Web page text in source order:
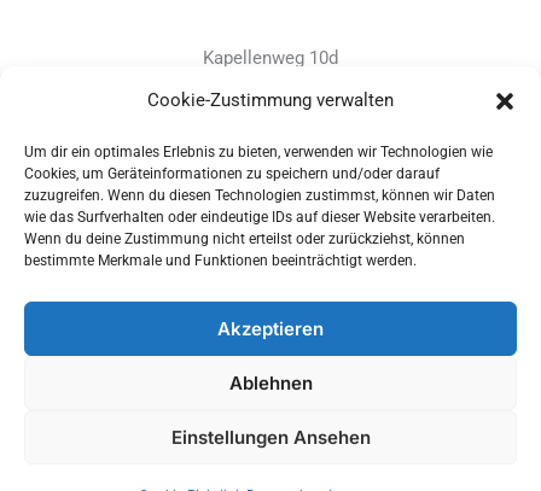
Cookie-Zustimmung verwalten
Um dir ein optimales Erlebnis zu bieten, verwenden wir Technologien wie
Cookies, um Geräteinformationen zu speichern und/oder darauf
zuzugreifen. Wenn du diesen Technologien zustimmst, können wir Daten
wie das Surfverhalten oder eindeutige IDs auf dieser Website verarbeiten.
Wenn du deine Zustimmung nicht erteilst oder zurückziehst, können
bestimmte Merkmale und Funktionen beeinträchtigt werden.
Akzeptieren
Ablehnen
Einstellungen Ansehen
Kapellenweg 10d
D-94575 Windorf
+49 - (0)8546 - 97 39 0
info@provitec.de
www.provitec.com
Copyright © 2026 PROVITEC Trinkwassersysteme e.K | Alle
Rechte vorbehalten |Impressum